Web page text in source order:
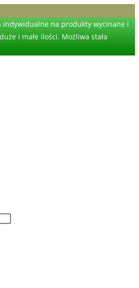
indywidualne na produkty wycinane i
i małe ilości. Możliwa stała